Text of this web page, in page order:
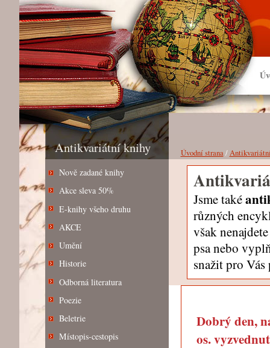
Antikvariátní knihy
Nově zadané knihy
Akce sleva 50%
E-knihy všeho druhu
AKCE
Umění
Historie
Odborná literatura
Poezie
Beletrie
Místopis-cestopis
Úvodní strana/
Jsme také
různých
však
psa nebo
snažit pro
Dobrý den,
os.